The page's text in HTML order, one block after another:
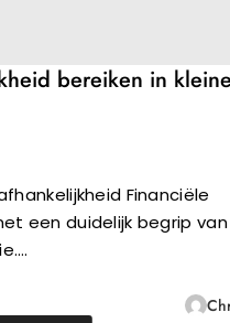
bereiken in
Financiële
een duidelijk begrip van